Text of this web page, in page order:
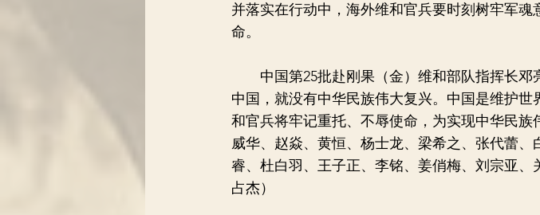
并落实在行动中，海外维和官兵要时刻树牢军
命。
中国第25批赴刚果（金）维和部队指挥长邓
中国，就没有中华民族伟大复兴。中国是维护
和官兵将牢记重托、不辱使命，为实现中华民
威华、赵焱、黄恒、杨士龙、梁希之、张代蕾
睿、杜白羽、王子正、李铭、姜俏梅、刘宗亚
占杰）